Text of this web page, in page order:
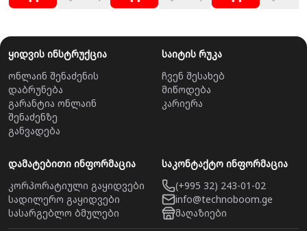
ყიდვის ინსტრუქცია
ონლაინ შენაძენის
დაბრუნება
გარანტია ონლაინ
შენაძენზე
განვადება
საიტის რუკა
ჩვენ შესახებ
მიწოდება
კარიერა
დამატებითი ინფორმაცია
კორპორატიული გაყიდვები
სადილერო გაყიდვები
სასარგებლო ბმულები
საკონტაქტო ინფორმაცია
(+995 32) 243-01-02
info@technoboom.ge
მაღაზიები